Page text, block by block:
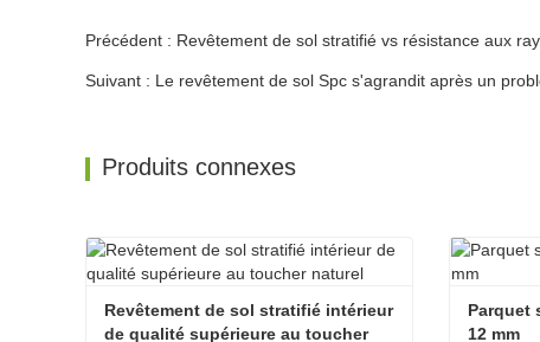
Précédent : Revêtement de sol stratifié vs résistance aux
Suivant : Le revêtement de sol Spc s'agrandit après un
Produits connexes
Revêtement de sol stratifié intérieur
de qualité supérieure au toucher
Parquet
12 mm